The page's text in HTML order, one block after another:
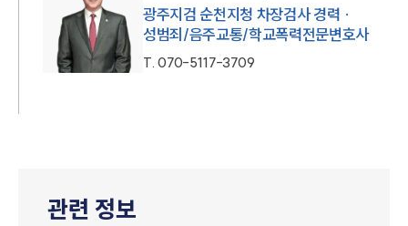
광주지검 순천지청 차장검사 경력 ·
성범죄/음주교통/학교폭력전문변호사
T.070-5117-3709
관련 정보